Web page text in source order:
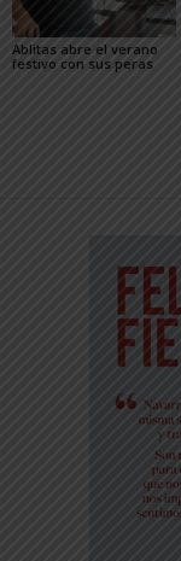
Ablitas abre el verano
festivo con sus peras